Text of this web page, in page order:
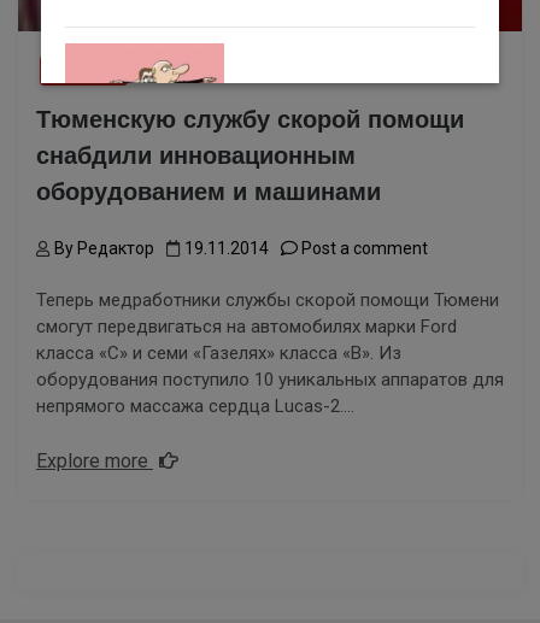
Тюменскую службу скорой помощи
снабдили инновационным
оборудованием и машинами
By Редактор 19.11.2014 Post a comment
Теперь медработники службы скорой помощи Тюмени
смогут передвигаться на автомобиляx марки Ford
класса «С» и семи «Газелях» класса «В». Из
оборудования поступило 10 уникальных аппаратов для
непрямого массажа сердца Lucas-2….
Explore more